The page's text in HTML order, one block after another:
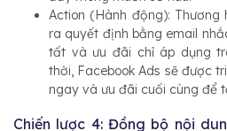
Action (Hành động): Thương
ra quyết định bằng email
tất và ưu đãi chỉ áp dụng
thời, Facebook Ads sẽ được
ngay và ưu đãi cuối cùng để
Chiến lược 4: Đồng bộ nội